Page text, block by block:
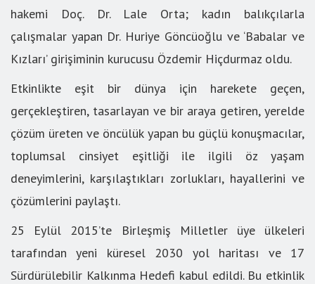
hakemi Doç. Dr. Lale Orta; kadın balıkçılarla
çalışmalar yapan Dr. Huriye Göncüoğlu ve ‘Babalar ve
Kızları’ girişiminin kurucusu Özdemir Hiçdurmaz oldu.
Etkinlikte eşit bir dünya için harekete geçen,
gerçekleştiren, tasarlayan ve bir araya getiren, yerelde
çözüm üreten ve öncülük yapan bu güçlü konuşmacılar,
toplumsal cinsiyet eşitliği ile ilgili öz yaşam
deneyimlerini, karşılaştıkları zorlukları, hayallerini ve
çözümlerini paylaştı.
25 Eylül 2015’te Birleşmiş Milletler üye ülkeleri
tarafından yeni küresel 2030 yol haritası ve 17
Sürdürülebilir Kalkınma Hedefi kabul edildi. Bu etkinlik